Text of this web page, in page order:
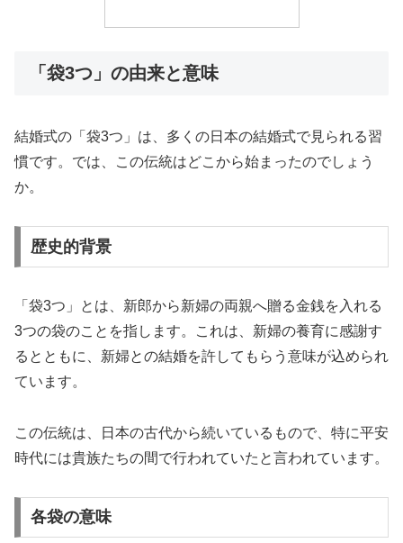
「袋3つ」の由来と意味
結婚式の「袋3つ」は、多くの日本の結婚式で見られる習
慣です。では、この伝統はどこから始まったのでしょう
か。
歴史的背景
「袋3つ」とは、新郎から新婦の両親へ贈る金銭を入れる
3つの袋のことを指します。これは、新婦の養育に感謝す
るとともに、新婦との結婚を許してもらう意味が込められ
ています。
この伝統は、日本の古代から続いているもので、特に平安
時代には貴族たちの間で行われていたと言われています。
各袋の意味